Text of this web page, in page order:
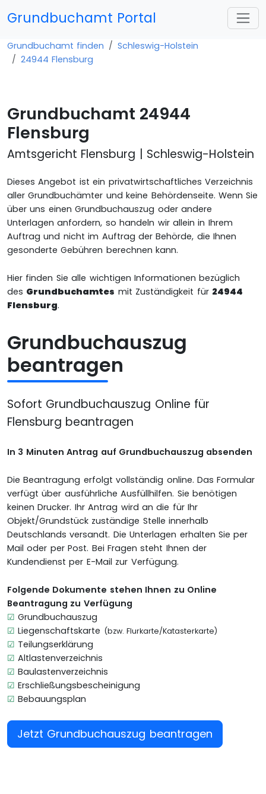
Grundbuchamt Portal
Grundbuchamt finden
Schleswig-Holstein
24944 Flensburg
Grundbuchamt 24944
Flensburg
Amtsgericht Flensburg | Schleswig-Holstein
Dieses Angebot ist ein privatwirtschaftliches Verzeichnis
aller Grundbuchämter und keine Behördenseite. Wenn Sie
über uns einen Grundbuchauszug oder andere
Unterlagen anfordern, so handeln wir allein in Ihrem
Auftrag und nicht im Auftrag der Behörde, die Ihnen
gesonderte Gebühren berechnen kann.
Hier finden Sie alle wichtigen Informationen bezüglich
des Grundbuchamtes mit Zuständigkeit für 24944
Flensburg.
Grundbuchauszug
beantragen
Sofort Grundbuchauszug Online für
Flensburg beantragen
In 3 Minuten Antrag auf Grundbuchauszug absenden
Die Beantragung erfolgt vollständig online. Das Formular
verfügt über ausführliche Ausfüllhilfen. Sie benötigen
keinen Drucker. Ihr Antrag wird an die für Ihr
Objekt/Grundstück zuständige Stelle innerhalb
Deutschlands versandt. Die Unterlagen erhalten Sie per
Mail oder per Post. Bei Fragen steht Ihnen der
Kundendienst per E-Mail zur Verfügung.
Folgende Dokumente stehen Ihnen zu Online
Beantragung zu Verfügung
☑Grundbuchauszug
☑Liegenschaftskarte (bzw. Flurkarte/Katasterkarte)
☑ Teilungserklärung
☑Altlastenverzeichnis
☑Baulastenverzeichnis
☑Erschließungsbescheinigung
☑Bebauungsplan
Jetzt Grundbuchauszug beantragen